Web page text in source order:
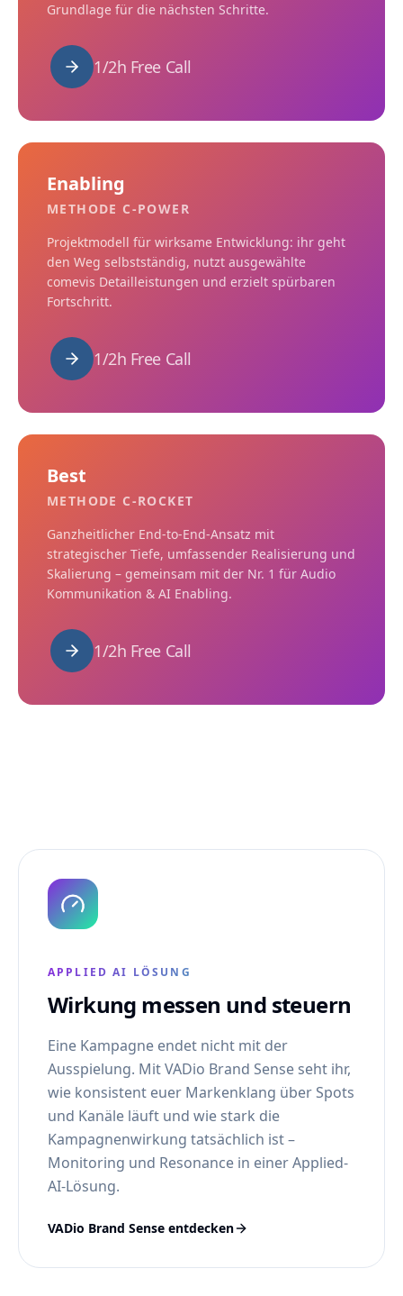
Grundlage für die nächsten Schritte.
1/2h Free Call
Enabling
METHODE C-POWER
Projektmodell für wirksame Entwicklung: ihr geht
den Weg selbstständig, nutzt ausgewählte
comevis Detailleistungen und erzielt spürbaren
Fortschritt.
1/2h Free Call
Best
METHODE C-ROCKET
Ganzheitlicher End-to-End-Ansatz mit
strategischer Tiefe, umfassender Realisierung und
Skalierung – gemeinsam mit der Nr. 1 für Audio
Kommunikation & AI Enabling.
1/2h Free Call
APPLIED AI LÖSUNG
Wirkung messen und steuern
Eine Kampagne endet nicht mit der
Ausspielung. Mit VADio Brand Sense seht ihr,
wie konsistent euer Markenklang über Spots
und Kanäle läuft und wie stark die
Kampagnenwirkung tatsächlich ist –
Monitoring und Resonance in einer Applied-
AI-Lösung.
VADio Brand Sense entdecken